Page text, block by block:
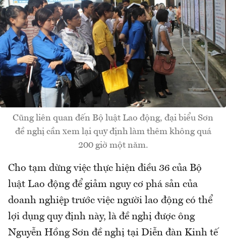
Cũng liên quan đến Bộ luật Lao động, đại biểu Sơn
đề nghị cần xem lại quy định làm thêm không quá
200 giờ một năm.
Cho tạm dừng việc thực hiện điều 36 của Bộ
luật Lao động để giảm nguy cơ phá sản của
doanh nghiệp trước việc người lao động có thể
lợi dụng quy định này, là đề nghị được ông
Nguyễn Hồng Sơn đề nghị tại Diễn đàn Kinh tế